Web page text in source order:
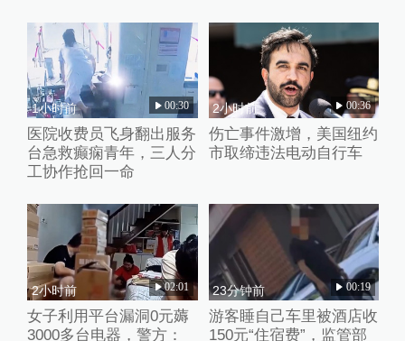
1小时前 00:30
医院收费员飞身翻出服务
台急救癫痫青年，三人分
工协作抢回一命
2小时前 00:36
伤亡事件激增，美国纽约
市取缔违法电动自行车
2小时前 02:01
女子利用平台漏洞0元薅
3000多台电器，警方：
23分钟前 00:19
游客睡自己车里被酒店收
150元“住宿费”，监管部